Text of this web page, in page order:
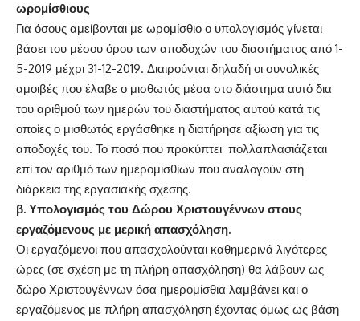
ωρομίσθιους
Για όσους αμείβονται με ωρομίσθιο ο υπολογισμός γίνεται
βάσει του μέσου όρου των αποδοχών του διαστήματος από 1-
5-2019 μέχρι 31-12-2019. Διαιρούνται δηλαδή οι συνολικές
αμοιβές που έλαβε ο μισθωτός μέσα στο διάστημα αυτό δια
του αριθμού των ημερών του διαστήματος αυτού κατά τις
οποίες ο μισθωτός εργάσθηκε η διατήρησε αξίωση για τις
αποδοχές του. Το ποσό που προκύπτει πολλαπλασιάζεται
επί τον αριθμό των ημερομισθίων που αναλογούν στη
διάρκεια της εργασιακής σχέσης.
β. Υπολογισμός του Δώρου Χριστουγέννων στους
εργαζόμενους με μερική απασχόληση.
Οι εργαζόμενοι που απασχολούνται καθημερινά λιγότερες
ώρες (σε σχέση με τη πλήρη απασχόληση) θα λάβουν ως
δώρο Χριστουγέννων όσα ημερομίσθια λαμβάνει και ο
εργαζόμενος με πλήρη απασχόληση έχοντας όμως ως βάση